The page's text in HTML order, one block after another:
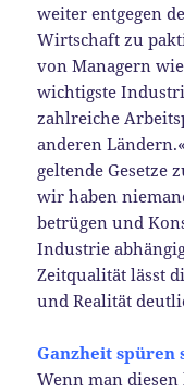
weiter entgegen
Wirtschaft zu
von Managern
wichtigste
zahlreiche
anderen
geltende Gesetze
wir haben
betrügen und
Industrie
Zeitqualität lässt
und Realität
Ganzheit spüren
Wenn man